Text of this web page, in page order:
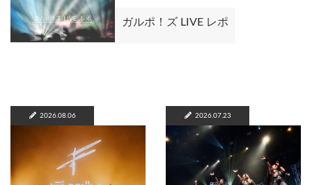
ガルポ！ズ LIVE レポ
2026.08.06 2026.07.23